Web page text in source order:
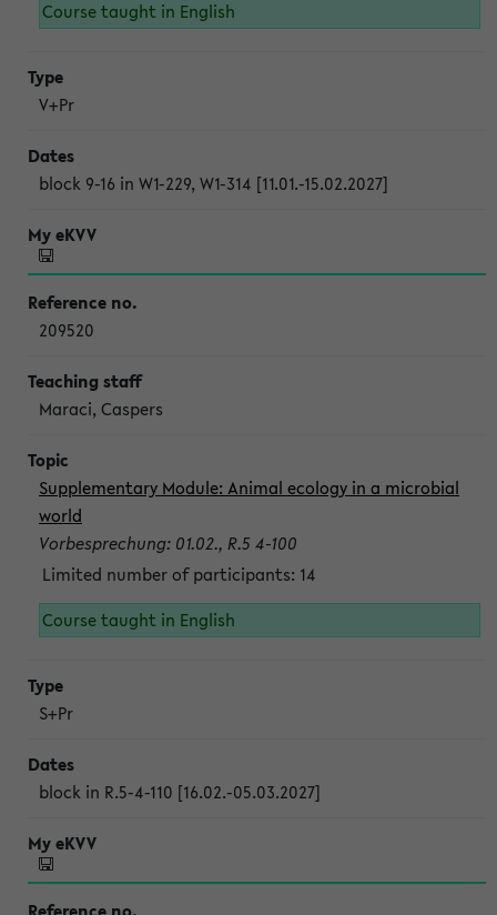
Course taught in English
V+Pr
block 9-16 in W1-229, W1-314 [11.01.-15.02.2027]
209520
Maraci, Caspers
Supplementary Module: Animal ecology in a microbial
world
Vorbesprechung: 01.02., R.5 4-100
Limited number of participants: 14
Course taught in English
S+Pr
block in R.5-4-110 [16.02.-05.03.2027]